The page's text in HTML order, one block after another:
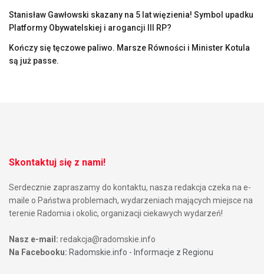
Stanisław Gawłowski skazany na 5 lat więzienia! Symbol upadku
Platformy Obywatelskiej i arogancji III RP?
Kończy się tęczowe paliwo. Marsze Równości i Minister Kotula
są już passe.
Skontaktuj się z nami!
Serdecznie zapraszamy do kontaktu, nasza redakcja czeka na e-
maile o Państwa problemach, wydarzeniach mających miejsce na
terenie Radomia i okolic, organizacji ciekawych wydarzeń!
Nasz e-mail: redakcja@radomskie.info
Na Facebooku: Radomskie.info - Informacje z Regionu